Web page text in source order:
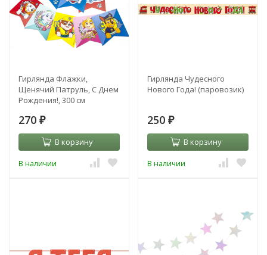
Гирлянда Флажки,
Щенячий Патруль, С Днем
Рождения!, 300 см
270 ₽
В корзину
В наличии
Гирлянда Чудесного
Нового Года! (паровозик)
250 ₽
В корзину
В наличии